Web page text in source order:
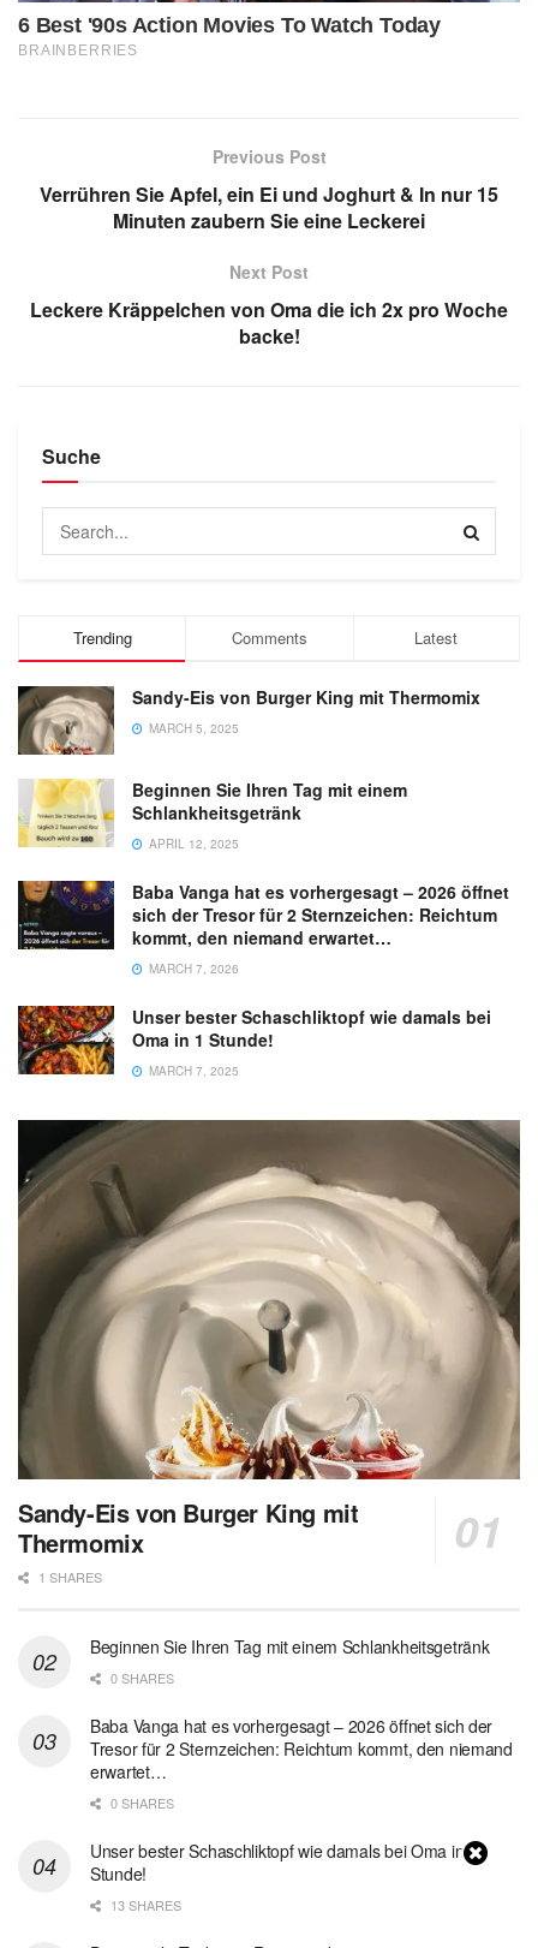
Previous Post
Verrühren Sie Apfel, ein Ei und Joghurt & In nur 15
Minuten zaubern Sie eine Leckerei
Next Post
Leckere Kräppelchen von Oma die ich 2x pro Woche
backe!
Suche
Trending Comments Latest
Sandy-Eis von Burger King mit Thermomix
MARCH 5, 2025
Beginnen Sie Ihren Tag mit einem
Schlankheitsgetränk
APRIL 12, 2025
Baba Vanga hat es vorhergesagt – 2026 öffnet
sich der Tresor für 2 Sternzeichen: Reichtum
kommt, den niemand erwartet…
MARCH 7, 2026
Unser bester Schaschliktopf wie damals bei
Oma in 1 Stunde!
MARCH 7, 2025
Sandy-Eis von Burger King mit
Thermomix
1 SHARES
Beginnen Sie Ihren Tag mit einem Schlankheitsgetränk
0 SHARES
Baba Vanga hat es vorhergesagt – 2026 öffnet sich der
Tresor für 2 Sternzeichen: Reichtum kommt, den niemand
erwartet…
0 SHARES
Unser bester Schaschliktopf wie damals bei Oma in 1
Stunde!
13 SHARES